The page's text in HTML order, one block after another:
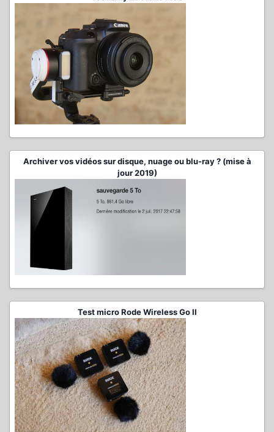
Archiver vos vidéos sur disque, nuage ou blu-ray ? (mise à
jour 2019)
Test micro Rode Wireless Go II